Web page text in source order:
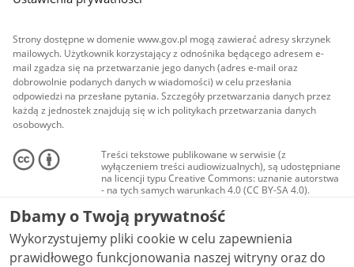
Strony dostępne w domenie www.gov.pl mogą zawierać adresy skrzynek
mailowych. Użytkownik korzystający z odnośnika będącego adresem e-
mail zgadza się na przetwarzanie jego danych (adres e-mail oraz
dobrowolnie podanych danych w wiadomości) w celu przesłania
odpowiedzi na przesłane pytania. Szczegóły przetwarzania danych przez
każdą z jednostek znajdują się w ich politykach przetwarzania danych
osobowych.
Treści tekstowe publikowane w serwisie (z
wyłączeniem treści audiowizualnych), są udostępniane
na licencji typu Creative Commons: uznanie autorstwa
- na tych samych warunkach 4.0 (CC BY-SA 4.0).
Materiały audiowizualne, w tym zdjęcia, materiały
audio i wideo, są udostępniane na licencji typu
Creative Commons: uznanie autorstwa użycie
niekomercyjne - bez utworów zależnych 4.0 (CC BY-
NC-ND 4.0), o ile nie jest to stwierdzone inaczej.
Dbamy o Twoją prywatność
Wykorzystujemy pliki cookie w celu zapewnienia
prawidłowego funkcjonowania naszej witryny oraz do